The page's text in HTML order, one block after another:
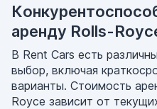
аренду Rolls-
В Rent Cars есть
выбор, включая
варианты. Стоимость
Royce зависит от